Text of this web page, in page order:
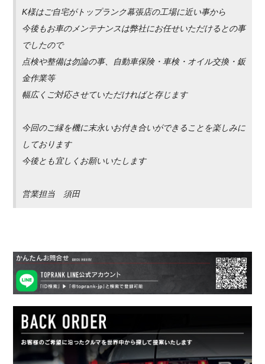
K様はご自宅がトップランク幕張店の工場に近い事から
今後もお車のメンテナンスは弊社にお任せいただけるとの事
でしたので
点検や整備は勿論の事、自動車保険・車検・オイル交換・鈑
金作業等
幅広くご対応させていただければと存じます
今回のご縁を機に末永いお付き合いができることを楽しみに
しております
今後とも宜しくお願いいたします
営業担当 須田